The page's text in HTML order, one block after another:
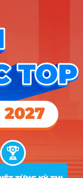
hợp xét
tuyển
Xét
theo tổ
hợp xét
tuyển
18 18